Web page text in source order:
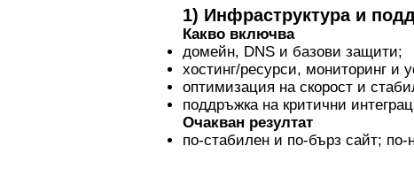
1) Инфраструктура и
Какво включва
домейн, DNS и базови защити;
хостинг/ресурси, мониторинг и
оптимизация на скорост и
поддръжка на критични
Очакван резултат
по-стабилен и по-бърз сайт;